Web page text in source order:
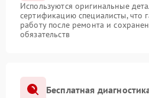
Используются оригинальные
сертификацию специалисты, что
работу после ремонта и
обязательств
Бесплатная